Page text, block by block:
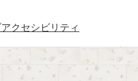
クセシビリティ